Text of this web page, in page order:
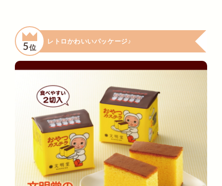
5位
レトロかわいいパッケージ♪